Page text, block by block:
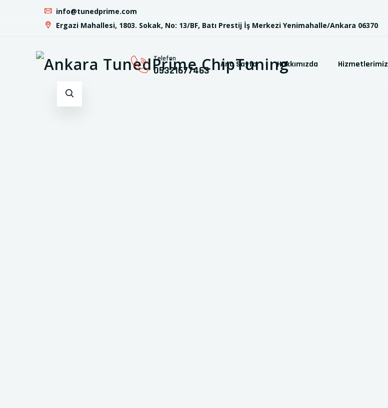
info@tunedprime.com
Ergazi Mahallesi, 1803. Sokak, No: 13/BF, Batı Prestij İş Merkezi Yenimahalle/Ankara 06370
Telefon
05321677463 Ana Sayfa Hakkımızda Hizmetlerimiz